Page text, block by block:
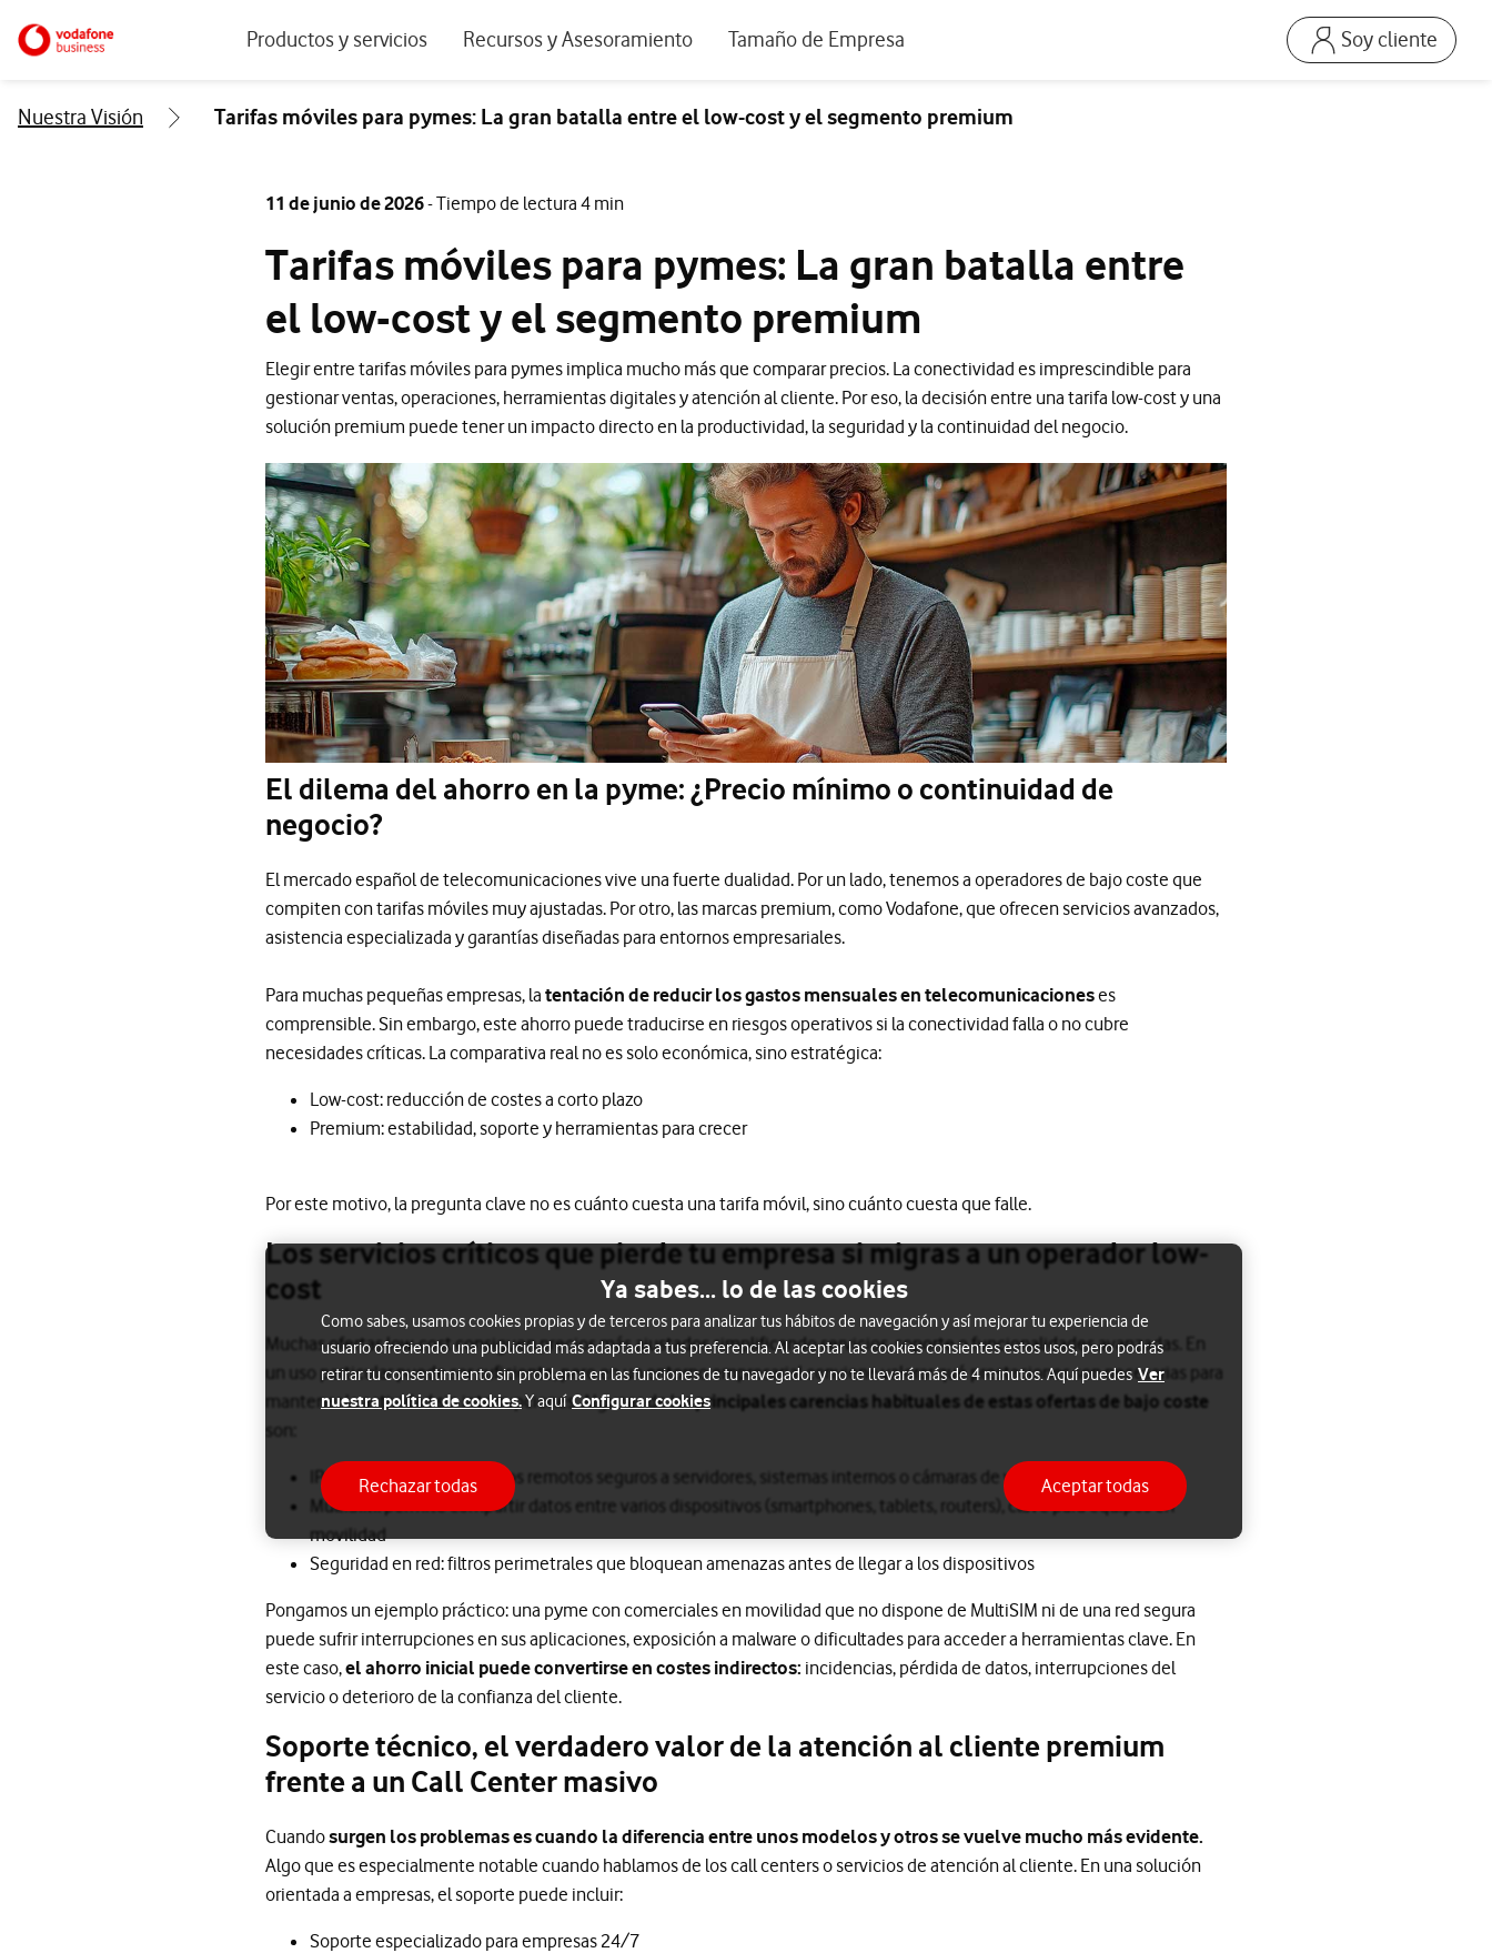
Ir a la pagina principal de vodafone.esProductos y servicios
IA para empresas
Workplace
Soluciones de negocio
Servicios Cloud
Recursos y Asesoramiento
Eventos y webinars
Tamaño de Empresa Soy cliente
Ir a la pagina
Nuestra Visión Tarifas móviles para pymes: La gran batalla entre el low-cost y el segmento premium
11 de junio de 2026- Tiempo de lectura 4 min
Tarifas móviles para pymes: La gran batalla entre
el low-cost y el segmento premium
Elegir entre tarifas móviles para pymes implica mucho más que comparar precios. La conectividad es imprescindible para
gestionar ventas, operaciones, herramientas digitales y atención al cliente. Por eso, la decisión entre una tarifa low-cost y una
solución premium puede tener un impacto directo en la productividad, la seguridad y la continuidad del negocio.
El dilema del ahorro en la pyme: ¿Precio mínimo o continuidad de
negocio?
El mercado español de telecomunicaciones vive una fuerte dualidad. Por un lado, tenemos a operadores de bajo coste que
compiten con tarifas móviles muy ajustadas. Por otro, las marcas premium, como Vodafone, que ofrecen servicios avanzados,
asistencia especializada y garantías diseñadas para entornos empresariales.
Para muchas pequeñas empresas, la tentación de reducir los gastos mensuales en telecomunicacioneses
comprensible. Sin embargo, este ahorro puede traducirse en riesgos operativos si la conectividad falla o no cubre
necesidades críticas. La comparativa real no es solo económica, sino estratégica:
Low-cost: reducción de costes a corto plazo
Premium: estabilidad, soporte y herramientas para crecer
Por este motivo, la pregunta clave no es cuánto cuesta una tarifa móvil, sino cuánto cuesta que falle.
Los servicios críticos que pierde tu empresa si migras a un operador low-
cost
Muchas ofertas low-cost consiguen precios más ajustados simplificando servicios, soporte o funcionalidades avanzadas. En
un uso particular puede ser suficiente, pero en un entorno empresarial conviene valorar qué prestaciones son necesarias para
mantener la actividad sin interrupciones. Algunas de lasprincipales carencias habituales de estas ofertas de bajo coste
son:
IP fija: esencial para accesos remotos seguros a servidores, sistemas internos o cámaras de vigilancia
MultiSIM: permite compartir datos entre varios dispositivos (smartphones, tablets, routers), clave para equipos en
movilidad
Seguridad en red: filtros perimetrales que bloquean amenazas antes de llegar a los dispositivos
Pongamos un ejemplo práctico: una pyme con comerciales en movilidad que no dispone de MultiSIM ni de una red segura
puede sufrir interrupciones en sus aplicaciones, exposición a malware o dificultades para acceder a herramientas clave. En
este caso,el ahorro inicial puede convertirse en costes indirectos: incidencias, pérdida de datos, interrupciones del
servicio o deterioro de la confianza del cliente.
Soporte técnico, el verdadero valor de la atención al cliente premium
frente a un Call Center masivo
Cuandosurgen los problemas es cuando la diferencia entre unos modelos y otros se vuelve mucho más evidente.
Algo que es especialmente notable cuando hablamos de los call centers o servicios de atención al cliente. En una solución
orientada a empresas, el soporte puede incluir:
Soporte especializado para empresas 24/7
Ya sabes... lo de las cookies
Como sabes, usamos cookies propias y de terceros para analizar tus hábitos de navegación y así mejorar tu experiencia de
usuario ofreciendo una publicidad más adaptada a tus preferencia. Al aceptar las cookies consientes estos usos, pero podrás
retirar tu consentimiento sin problema en las funciones de tu navegador y no te llevará más de 4 minutos. Aquí puedesVer
nuestra política de cookies.Y aquí Configurar cookies
Rechazar todas Aceptar todas